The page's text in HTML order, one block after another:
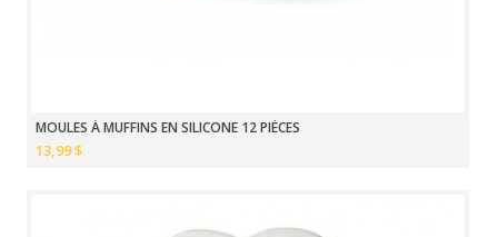
MOULES À MUFFINS EN SILICONE 12 PIÈCES
13,99 $